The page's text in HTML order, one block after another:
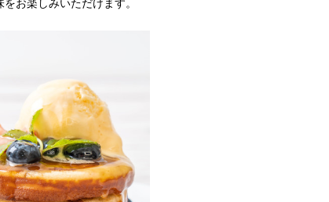
お楽しみいただけます。